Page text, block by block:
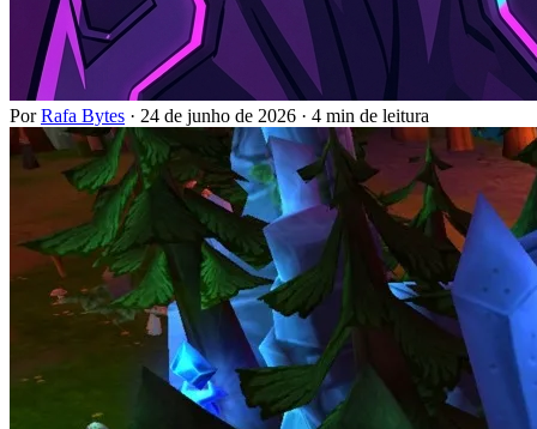
PorRafa Bytes · 24 de junho de 2026 · 4 min de leitura